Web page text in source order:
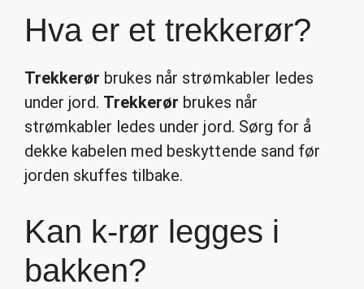
Hva er et trekkerør?
Trekkerør brukes når strømkabler ledes
under jord. Trekkerør brukes når
strømkabler ledes under jord. Sørg for å
dekke kabelen med beskyttende sand før
jorden skuffes tilbake.
Kan k-rør legges i
bakken?